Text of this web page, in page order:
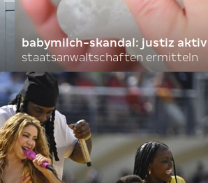
babymilch-skandal: justiz aktiv
staatsanwaltschaften ermitteln